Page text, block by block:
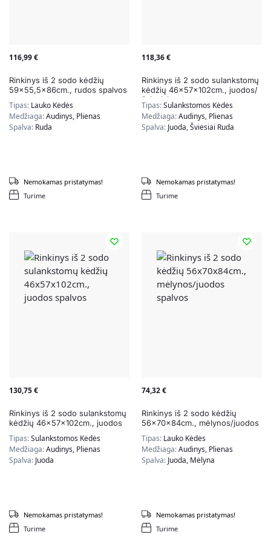
116,99€
Rinkinys iš 2 sodo kėdžių
59×55,5x86cm., rudos spalvos
Tipas: Lauko Kėdės
Medžiaga:Audinys, Plienas
Spalva: Ruda
Turime
Nemokamas pristatymas!
118,36€
Rinkinys iš 2 sodo sulankstomų
kėdžių 46x57x102cm., juodos/
šviesiai rudos spalvos
Tipas:Sulankstomos Kėdės
Medžiaga:Audinys, Plienas
Spalva: Juoda, Šviesiai Ruda
Turime
Nemokamas pristatymas!
130,75€
Rinkinys iš 2 sodo sulankstomų
kėdžių 46x57x102cm., juodos
spalvos
Tipas:Sulankstomos Kėdės
Medžiaga:Audinys, Plienas
Spalva: Juoda
Turime
Nemokamas pristatymas!
74,32€
Rinkinys iš 2 sodo kėdžių
56x70x84cm., mėlynos/juodos
spalvos
Tipas: Lauko Kėdės
Medžiaga:Audinys, Plienas
Spalva: Juoda, Mėlyna
Turime
Nemokamas pristatymas!